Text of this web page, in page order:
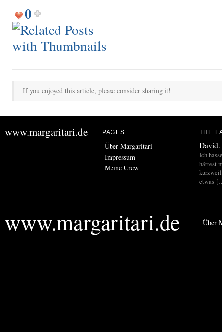
0
If you enjoyed this article, please consider sharing it!
www.margaritari.de PAGES
Über Margaritari
Impressum
Meine Crew
THE
David.
Ich
hättest
etwas
www.margaritari.de Über